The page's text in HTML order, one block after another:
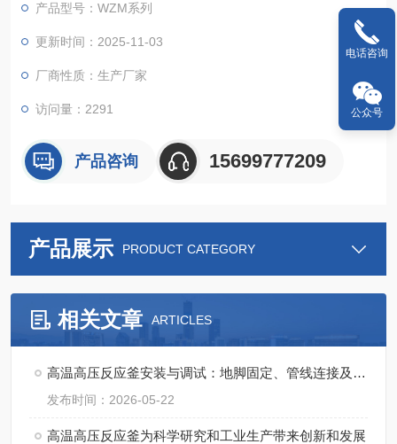
密封结构，以静密封取代动密封，搅拌器与电机传动间采用磁力
偶合器联接，无接触的力矩传递*解决了直接搅拌存在的密封不严
产品型号：WZM系列
更新时间：2025-11-03
厂商性质：生产厂家
访问量：2291
产品咨询 15699777209
产品展示 PRODUCT CATEGORY
相关文章 ARTICLES
高温高压反应釜安装与调试：地脚固定、管线连接及试压流程
发布时间：2026-05-22
高温高压反应釜为科学研究和工业生产带来创新和发展
电话咨询
公众号